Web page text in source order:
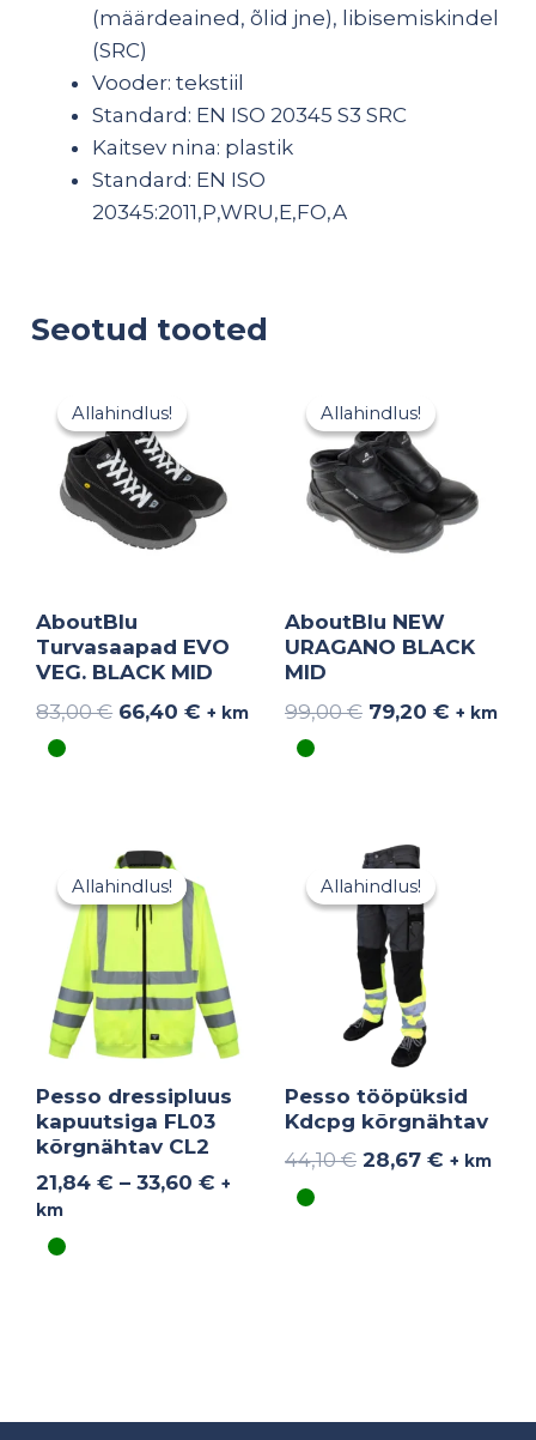
(määrdeained, õlid jne), libisemiskindel
(SRC)
Vooder: tekstiil
Standard: EN ISO 20345 S3 SRC
Kaitsev nina: plastik
Standard: EN ISO
20345:2011,P,WRU,E,FO,A
Seotud tooted
Allahindlus!
Allahindlus!
AboutBlu
Turvasaapad EVO
VEG. BLACK MID
83,00€
hind
oli:
83,00 €.
66,40€ + km
Allahindlus!
Allahindlus!
AboutBlu NEW
URAGANO BLACK
MID
99,00€
hind
oli:
99,00 €.
79,20 € + km
Allahindlus!
Allahindlus!
Pesso dressipluus
kapuutsiga FL03
kõrgnähtav CL2
21,84€ – 33,60€
Hinnavahemik:
33,60 €
+
km
Allahindlus!
Allahindlus!
Pesso tööpüksid
Kdcpg kõrgnähtav
44,10€
Algne
hind
oli:
44,10 €.
28,67 € + km